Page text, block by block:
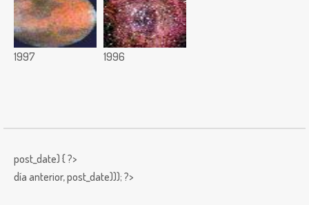
1997 1996
post_date) { ?>
día anterior,post_date))); ?>